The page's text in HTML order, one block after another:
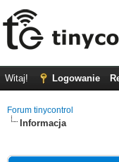
Witaj! Logowanie
Forum tinycontrol
Informacja